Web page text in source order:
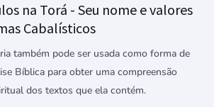
na Torá - Seu nome e valores
Cabalísticos
também pode ser usada como forma de
Bíblica para obter uma compreensão
dos textos que ela contém.